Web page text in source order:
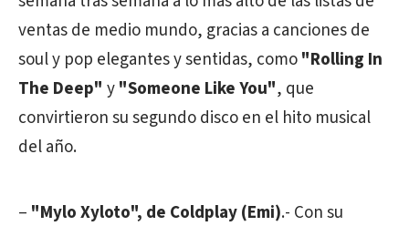
ventas de medio mundo, gracias a canciones de
soul y pop elegantes y sentidas, como"Rolling In
The Deep" y"Someone Like You", que
convirtieron su segundo disco en el hito musical
del año.
– "Mylo Xyloto", de Coldplay (Emi).- Con su